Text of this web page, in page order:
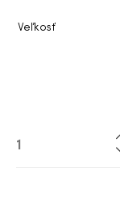
Veľkosť